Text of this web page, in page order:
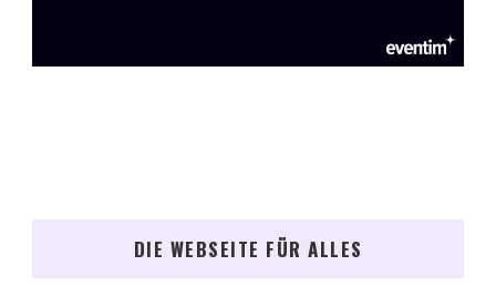
DIE WEBSEITE FÜR ALLES